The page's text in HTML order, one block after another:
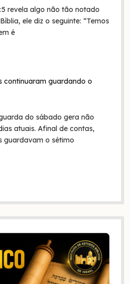
revela algo não tão notado
ele diz o seguinte: “Temos
é
continuaram guardando o
do sábado gera não
atuais. Afinal de contas,
guardavam o sétimo